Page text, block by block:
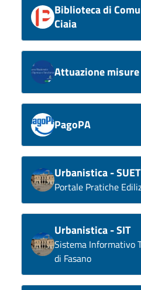
Biblioteca di
Ciaia
Attuazione misure
PagoPA
Urbanistica - SUET
Portale Pratiche
Urbanistica - SIT
Sistema Informativo
di Fasano